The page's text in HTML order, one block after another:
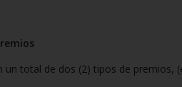
un total de dos (2) tipos de premios,